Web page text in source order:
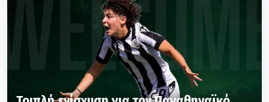
Τριπλή ενίσχυση για τον Παναθηναϊκό
στο ποδόσφαιρο γυναικών